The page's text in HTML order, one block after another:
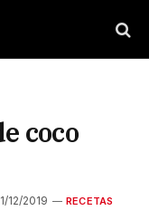
coco
12/2019 RECETAS